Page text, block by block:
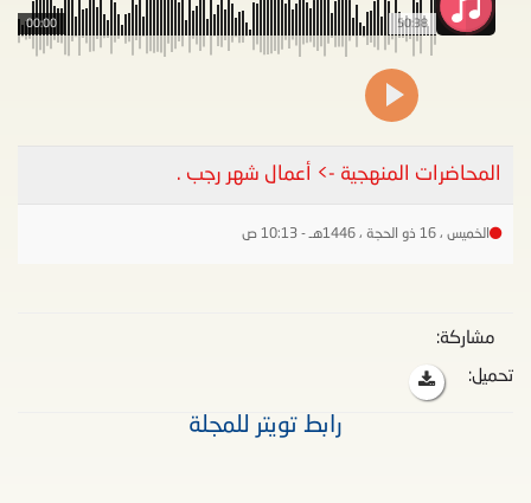
50:38
00:00
المحاضرات المنهجية -> أعمال شهر رجب .
الخميس ، 16 ذو الحجة ، 1446هـ - 10:13 ص
مشاركة:
تحميل:
رابط تويتر للمجلة